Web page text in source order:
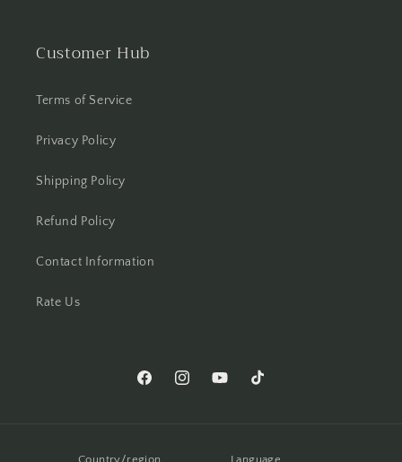
Customer Hub
Terms of Service
Privacy Policy
Shipping Policy
Refund Policy
Contact Information
Rate Us
FacebookInstagramYouTubeTikTok